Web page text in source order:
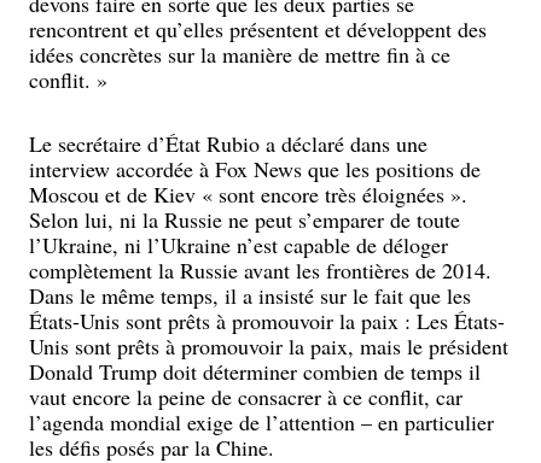
rencontrent et qu’elles présentent et développent des
idées concrètes sur la manière de mettre fin à ce
conflit. »
Le secrétaire d’État Rubio a déclaré dans une
interview accordée à Fox News que les positions de
Moscou et de Kiev « sont encore très éloignées ».
Selon lui, ni la Russie ne peut s’emparer de toute
l’Ukraine, ni l’Ukraine n’est capable de déloger
complètement la Russie avant les frontières de 2014.
Dans le même temps, il a insisté sur le fait que les
États-Unis sont prêts à promouvoir la paix : Les États-
Unis sont prêts à promouvoir la paix, mais le président
Donald Trump doit déterminer combien de temps il
vaut encore la peine de consacrer à ce conflit, car
l’agenda mondial exige de l’attention – en particulier
les défis posés par la Chine.